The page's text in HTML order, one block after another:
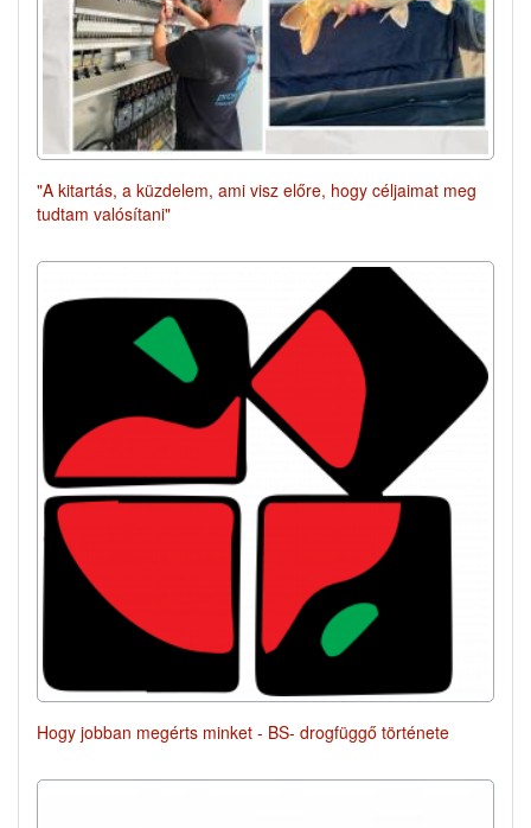
"A kitartás, a küzdelem, ami visz előre, hogy céljaimat meg
tudtam valósítani"
Hogy jobban megérts minket - BS- drogfüggő története